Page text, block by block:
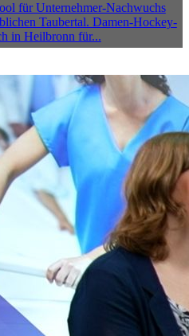
für Unternehmer-Nachwuchs
Taubertal. Damen-Hockey-
in Heilbronn für...